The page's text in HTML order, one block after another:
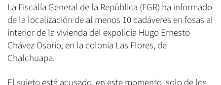
La Fiscalía General de la República (FGR) ha informado
de la localización de al menos 10 cadáveres en fosas al
interior de la vivienda del expolicía Hugo Ernesto
Chávez Osorio, en la colonia Las Flores, de
Chalchuapa.